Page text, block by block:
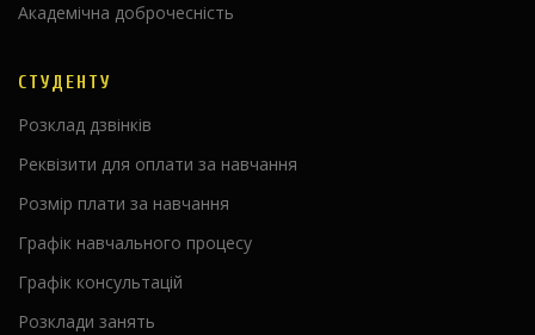
Академічна доброчесність
СТУДЕНТУ
Розклад дзвінків
Реквізити для оплати за навчання
Розмір плати за навчання
Графік навчального процесу
Графік консультацій
Розклади занять